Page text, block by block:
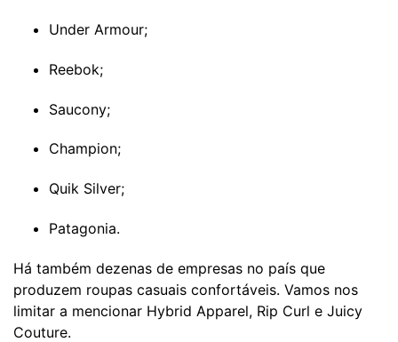
Under Armour;
Reebok;
Saucony;
Champion;
Quik Silver;
Patagonia.
Há também dezenas de empresas no país que
produzem roupas casuais confortáveis. Vamos nos
limitar a mencionar Hybrid Apparel, Rip Curl e Juicy
Couture.